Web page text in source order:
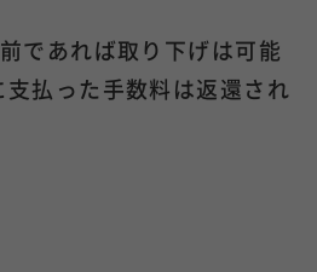
であれば取り下げは可能
払った手数料は返還され